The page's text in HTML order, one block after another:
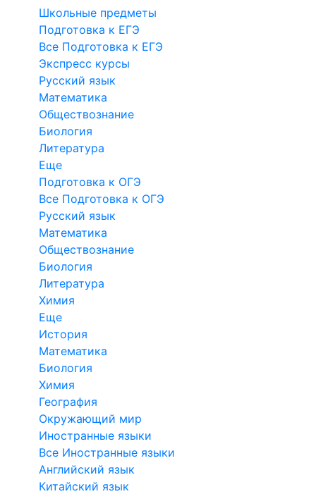
Школьные предметы
Подготовка к ЕГЭ
Все Подготовка к ЕГЭ
Экспресс курсы
Русский язык
Математика
Обществознание
Биология
Литература
Еще
Подготовка к ОГЭ
Все Подготовка к ОГЭ
Русский язык
Математика
Обществознание
Биология
Литература
Химия
Еще
История
Математика
Биология
Химия
География
Окружающий мир
Иностранные языки
Все Иностранные языки
Английский язык
Китайский язык